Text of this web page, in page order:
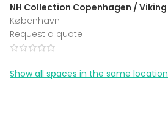
NH Collection Copenhagen / Viking
København
Request a quote
Show all spaces in the same location